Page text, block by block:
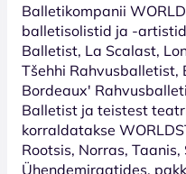
Balletikompanii
balletisolistid ja -
Balletist, La Scalast,
Tšehhi Rahvusballetist,
Bordeaux'
Balletist ja teistest
korraldatakse
Rootsis, Norras,
Ühendemiraatides,